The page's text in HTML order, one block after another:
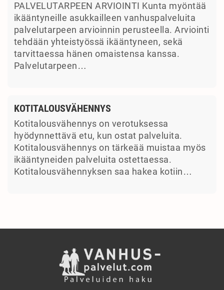
PALVELUTARPEEN ARVIOINTI Kunta myöntää
ikääntyneille asukkailleen vanhuspalveluita
palvelutarpeen arvioinnin perusteella. Arviointi
tehdään yhteistyössä ikääntyneen, sekä
tarvittaessa hänen omaistensa kanssa.
Palvelutarpeen…
KOTITALOUSVÄHENNYS
Kotitalousvähennys on verotuksessa
hyödynnettävä etu, kun ostat palveluita.
Kotitalousvähennys on tärkeää muistaa myös
ikääntyneiden palveluita ostettaessa.
Kotitalousvähennyksen saa hakea kotiin…